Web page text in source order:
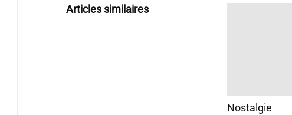
Articles similaires
Nostalgie